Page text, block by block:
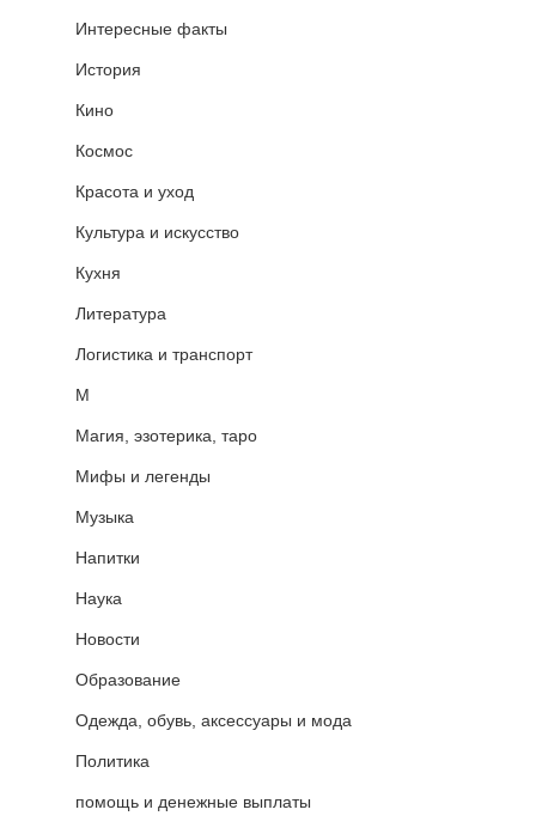
Интересные факты
История
Кино
Космос
Красота и уход
Культура и искусство
Кухня
Литература
Логистика и транспорт
М
Магия, эзотерика, таро
Мифы и легенды
Музыка
Напитки
Наука
Новости
Образование
Одежда, обувь, аксессуары и мода
Политика
помощь и денежные выплаты